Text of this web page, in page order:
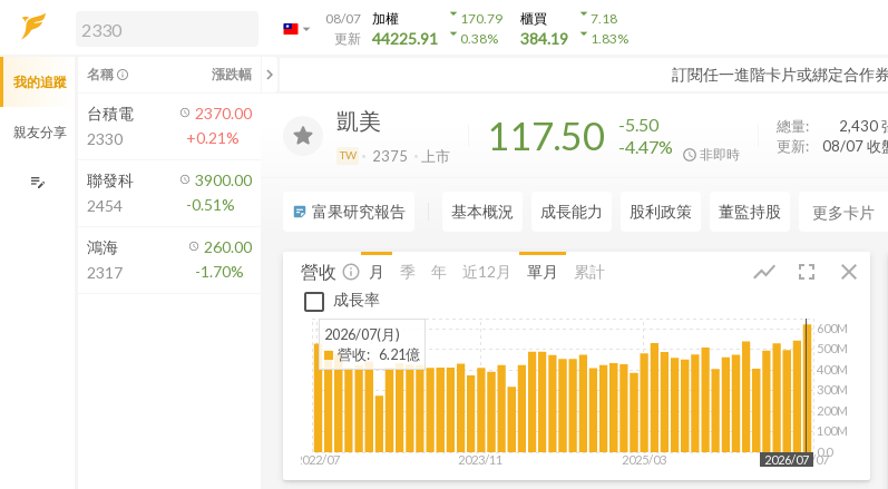
arrow_drop_down
08/07
更新
加權
44225.91
arrow_drop_down170.79
arrow_drop_down0.38%
櫃買
384.19
arrow_drop_down7.18
arrow_drop_down1.83%
訂閱任一進階卡片或綁定合作
解鎖即時行情及進階功能
方案」，即可解鎖以下功能：
即時行情
即時市況與排行
成交金額熱力圖
前往方案訂閱
如何綁定合作券商
凱美
TW 2375 上市 117.50
-5.50
-4.47%
非即時
總量: 2,430
更新:
08/07 收
sticky_note_2 富果研究報告 基本概況 成長能力 股利政策 董監持股
營收 fullscreen close
show_chart
info_outline 月 季 年 近12月 單月
累計
成長率
2022/07 2023/11 2025/03 2026/07
0.0
100M
200M
300M
400M
500M
600M
2026/07
2026/07(月)
營收: 6.21億
我的追蹤
親友分享
edit_note
名稱 info_outline 漲跌幅 chevron_left
台積電
2330
2370.00
+0.21%
聯發科
2454
3900.00
-0.51%
鴻海
2317
260.00
-1.70%